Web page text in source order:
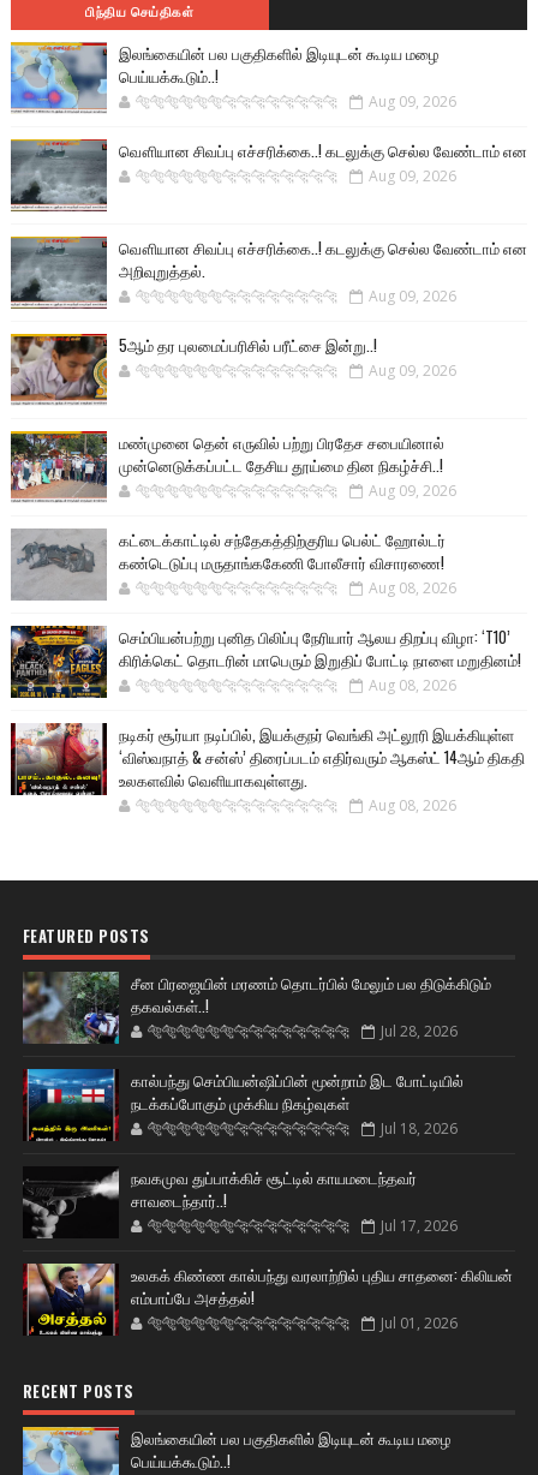
பிந்திய செய்திகள்
இலங்கையின் பல பகுதிகளில் இடியுடன் கூடிய மழை
பெய்யக்கூடும்..!
🐅🐅🐅🐅🐅🐅🐆🐆🐆🐆🐆🐆🐆🐆 Aug 09, 2026
வௌியான சிவப்பு எச்சரிக்கை..! கடலுக்கு செல்ல வேண்டாம் என
🐅🐅🐅🐅🐅🐅🐆🐆🐆🐆🐆🐆🐆🐆 Aug 09, 2026
வௌியான சிவப்பு எச்சரிக்கை..! கடலுக்கு செல்ல வேண்டாம் என
அறிவுறுத்தல்.
🐅🐅🐅🐅🐅🐅🐆🐆🐆🐆🐆🐆🐆🐆 Aug 09, 2026
5ஆம் தர புலமைப்பரிசில் பரீட்சை இன்று..!
🐅🐅🐅🐅🐅🐅🐆🐆🐆🐆🐆🐆🐆🐆 Aug 09, 2026
மண்முனை தென் எருவில் பற்று பிரதேச சபையினால்
முன்னெடுக்கப்பட்ட தேசிய தூய்மை தின நிகழ்ச்சி..!
🐅🐅🐅🐅🐅🐅🐆🐆🐆🐆🐆🐆🐆🐆 Aug 09, 2026
கட்டைக்காட்டில் சந்தேகத்திற்குரிய பெல்ட் ஹோல்டர்
கண்டெடுப்பு மருதாங்ககேணி போலீசார் விசாரணை!
🐅🐅🐅🐅🐅🐅🐆🐆🐆🐆🐆🐆🐆🐆 Aug 08, 2026
செம்பியன்பற்று புனித பிலிப்பு நேரியார் ஆலய திறப்பு விழா: ‘T10’
கிரிக்கெட் தொடரின் மாபெரும் இறுதிப் போட்டி நாளை மறுதினம்!
🐅🐅🐅🐅🐅🐅🐆🐆🐆🐆🐆🐆🐆🐆 Aug 08, 2026
நடிகர் சூர்யா நடிப்பில், இயக்குநர் வெங்கி அட்லூரி இயக்கியுள்ள
‘விஸ்வநாத் & சன்ஸ்’ திரைப்படம் எதிர்வரும் ஆகஸ்ட் 14ஆம் திகதி
உலகளவில் வெளியாகவுள்ளது.
🐅🐅🐅🐅🐅🐅🐆🐆🐆🐆🐆🐆🐆🐆 Aug 08, 2026
FEATURED POSTS
சீன பிரஜையின் மரணம் தொடர்பில் மேலும் பல திடுக்கிடும்
தகவல்கள்..!
🐅🐅🐅🐅🐅🐅🐆🐆🐆🐆🐆🐆🐆🐆 Jul 28, 2026
கால்பந்து செம்பியன்ஷிப்பின் மூன்றாம் இட போட்டியில்
நடக்கப்போகும் முக்கிய நிகழ்வுகள்
🐅🐅🐅🐅🐅🐅🐆🐆🐆🐆🐆🐆🐆🐆 Jul 18, 2026
நவகமுவ துப்பாக்கிச் சூட்டில் காயமடைந்தவர்
சாவடைந்தார்..!
🐅🐅🐅🐅🐅🐅🐆🐆🐆🐆🐆🐆🐆🐆 Jul 17, 2026
உலகக் கிண்ண கால்பந்து வரலாற்றில் புதிய சாதனை: கிலியன்
எம்பாப்பே அசத்தல்!
🐅🐅🐅🐅🐅🐅🐆🐆🐆🐆🐆🐆🐆🐆 Jul 01, 2026
RECENT POSTS
இலங்கையின் பல பகுதிகளில் இடியுடன் கூடிய மழை
பெய்யக்கூடும்..!